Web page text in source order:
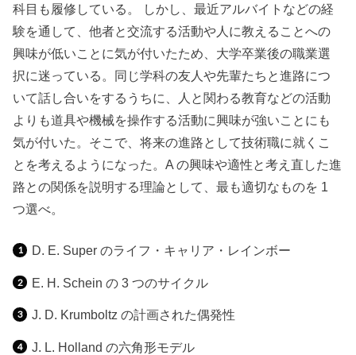
科目も履修している。 しかし、最近アルバイトなどの経
験を通して、他者と交流する活動や人に教えることへの
興味が低いことに気が付いたため、大学卒業後の職業選
択に迷っている。同じ学科の友人や先輩たちと進路につ
いて話し合いをするうちに、人と関わる教育などの活動
よりも道具や機械を操作する活動に興味が強いことにも
気が付いた。そこで、将来の進路として技術職に就くこ
とを考えるようになった。A の興味や適性と考え直した進
路との関係を説明する理論として、最も適切なものを 1
つ選べ。
D. E. Super のライフ・キャリア・レインボー
E. H. Schein の 3 つのサイクル
J. D. Krumboltz の計画された偶発性
J. L. Holland の六角形モデル